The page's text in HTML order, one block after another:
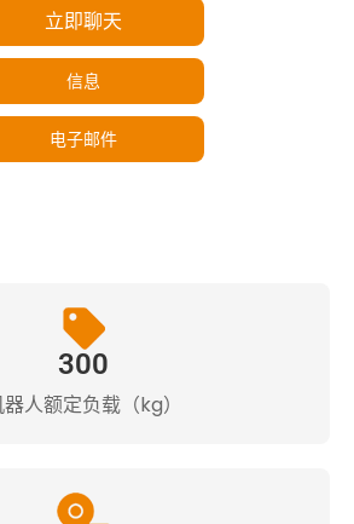
立即聊天
信息
电子邮件
300
人额定负载（kg）